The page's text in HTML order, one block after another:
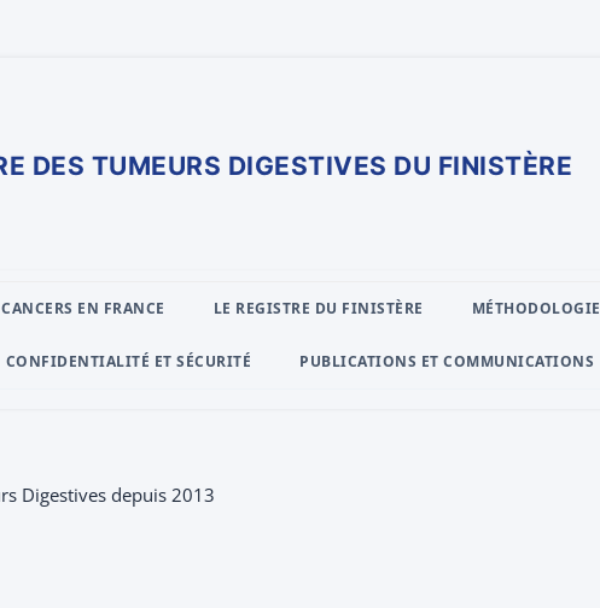
EN FRANCE LE REGISTRE DU FINISTÈRE MÉTHODOLOGIE
CONFIDENTIALITÉ ET SÉCURITÉ PUBLICATIONS ET COMMUNICATIONS
Digestives depuis 2013